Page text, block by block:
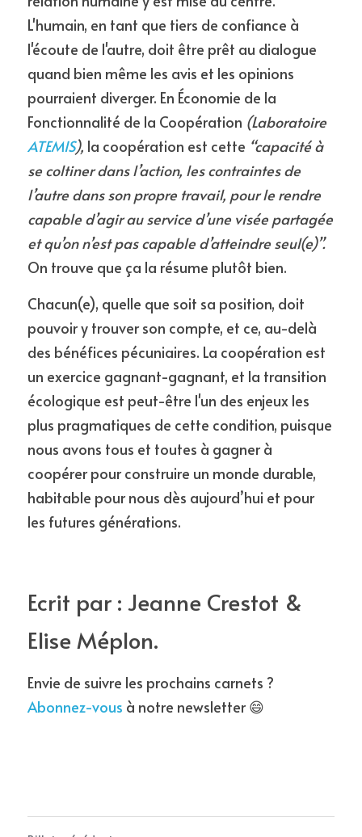
L'humain, en tant que tiers de confiance à
l'écoute de l'autre, doit être prêt au dialogue
quand bien même les avis et les opinions
pourraient diverger. En Économie de la
Fonctionnalité de la Coopération
ATEMIS), la coopération est cette “capacité à
se coltiner dans l’action, les contraintes de
l’autre dans son propre travail, pour le rendre
capable d’agir au service d’une visée partagée
et qu’on n’est pas capable d’atteindre seul(e)”.
On trouve que ça la résume plutôt bien.
Chacun(e), quelle que soit sa position, doit
pouvoir y trouver son compte, et ce, au-delà
des bénéfices pécuniaires. La coopération est
un exercice gagnant-gagnant, et la transition
écologique est peut-être l'un des enjeux les
plus pragmatiques de cette condition, puisque
nous avons tous et toutes à gagner à
coopérer pour construire un monde durable,
habitable pour nous dès aujourd’hui et pour
les futures générations.
Ecrit par : Jeanne Crestot &
Elise Méplon.
Abonnez-vous à notre newsletter 😄